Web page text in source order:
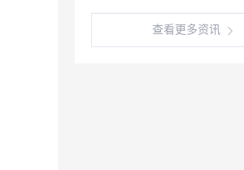
查看更多资讯